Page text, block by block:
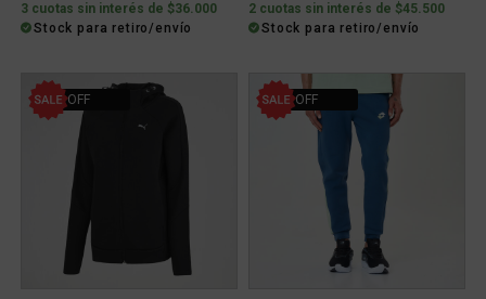
3 cuotas sin interés de $36.000
Stock para retiro/envío
2 cuotas sin interés de $45.500
Stock para retiro/envío
25% OFF 20% OFF